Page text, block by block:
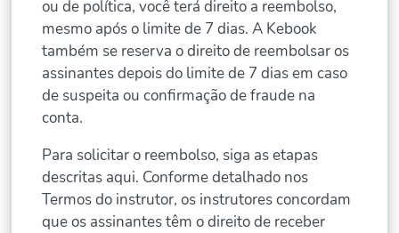
ou de política, você terá direito a reembolso,
mesmo após o limite de 7 dias. A Kebook
também se reserva o direito de reembolsar os
assinantes depois do limite de 7 dias em caso
de suspeita ou confirmação de fraude na
conta.
Para solicitar o reembolso, siga as etapas
descritas aqui. Conforme detalhado nos
Termos do instrutor, os instrutores concordam
que os assinantes têm o direito de receber